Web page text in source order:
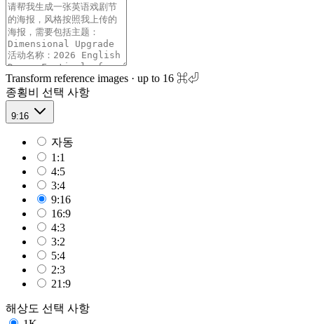
Transform reference images · up to 16 ⌘⏎
종횡비
선택 사항
9:16
자동
1:1
4:5
3:4
9:16
16:9
4:3
3:2
5:4
2:3
21:9
해상도 선택 사항